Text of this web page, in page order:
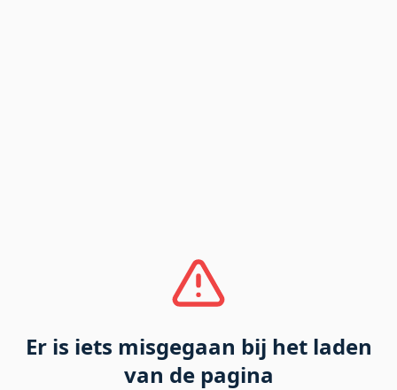
Er is iets misgegaan bij het laden
van de pagina